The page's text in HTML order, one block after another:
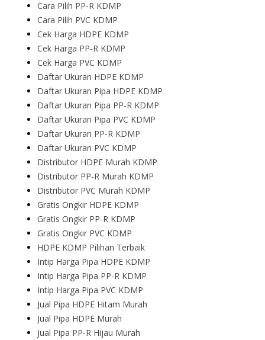
Cara Pilih PP-R KDMP
Cara Pilih PVC KDMP
Cek Harga HDPE KDMP
Cek Harga PP-R KDMP
Cek Harga PVC KDMP
Daftar Ukuran HDPE KDMP
Daftar Ukuran Pipa HDPE KDMP
Daftar Ukuran Pipa PP-R KDMP
Daftar Ukuran Pipa PVC KDMP
Daftar Ukuran PP-R KDMP
Daftar Ukuran PVC KDMP
Distributor HDPE Murah KDMP
Distributor PP-R Murah KDMP
Distributor PVC Murah KDMP
Gratis Ongkir HDPE KDMP
Gratis Ongkir PP-R KDMP
Gratis Ongkir PVC KDMP
HDPE KDMP Pilihan Terbaik
Intip Harga Pipa HDPE KDMP
Intip Harga Pipa PP-R KDMP
Intip Harga Pipa PVC KDMP
Jual Pipa HDPE Hitam Murah
Jual Pipa HDPE Murah
Jual Pipa PP-R Hijau Murah